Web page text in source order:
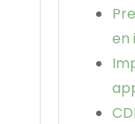
en